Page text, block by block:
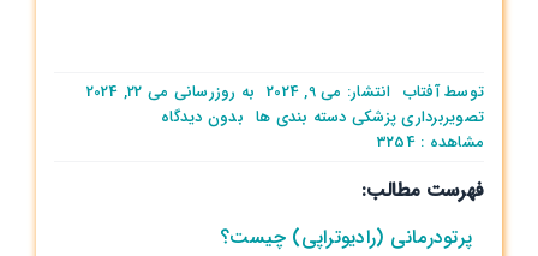
توسطآفتاب انتشار: می 9, 2024
به روزرسانی می 22, 2024
تصویربرداری پزشکی دسته بندی ها بدون ديدگاهon
مشاهده : 3254
فهرست مطالب:
پرتودرمانی (رادیوتراپی) چیست؟